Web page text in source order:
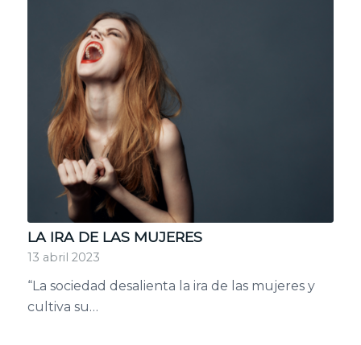
LA IRA DE LAS MUJERES
13 abril 2023
“La sociedad desalienta la ira de las mujeres y
cultiva su…